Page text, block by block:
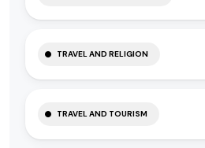
TRAVEL AND RELIGION
TRAVEL AND TOURISM